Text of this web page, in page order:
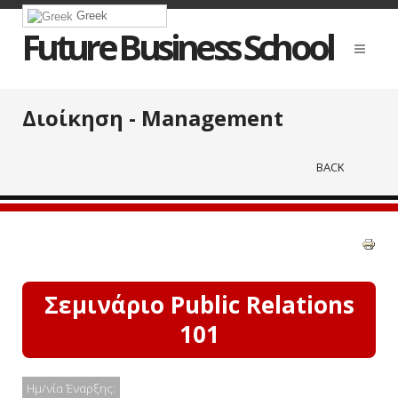
Greek
Future Business School
Διοίκηση - Management
BACK
Σεμινάριο Public Relations
101
Ημ/νία Έναρξης: